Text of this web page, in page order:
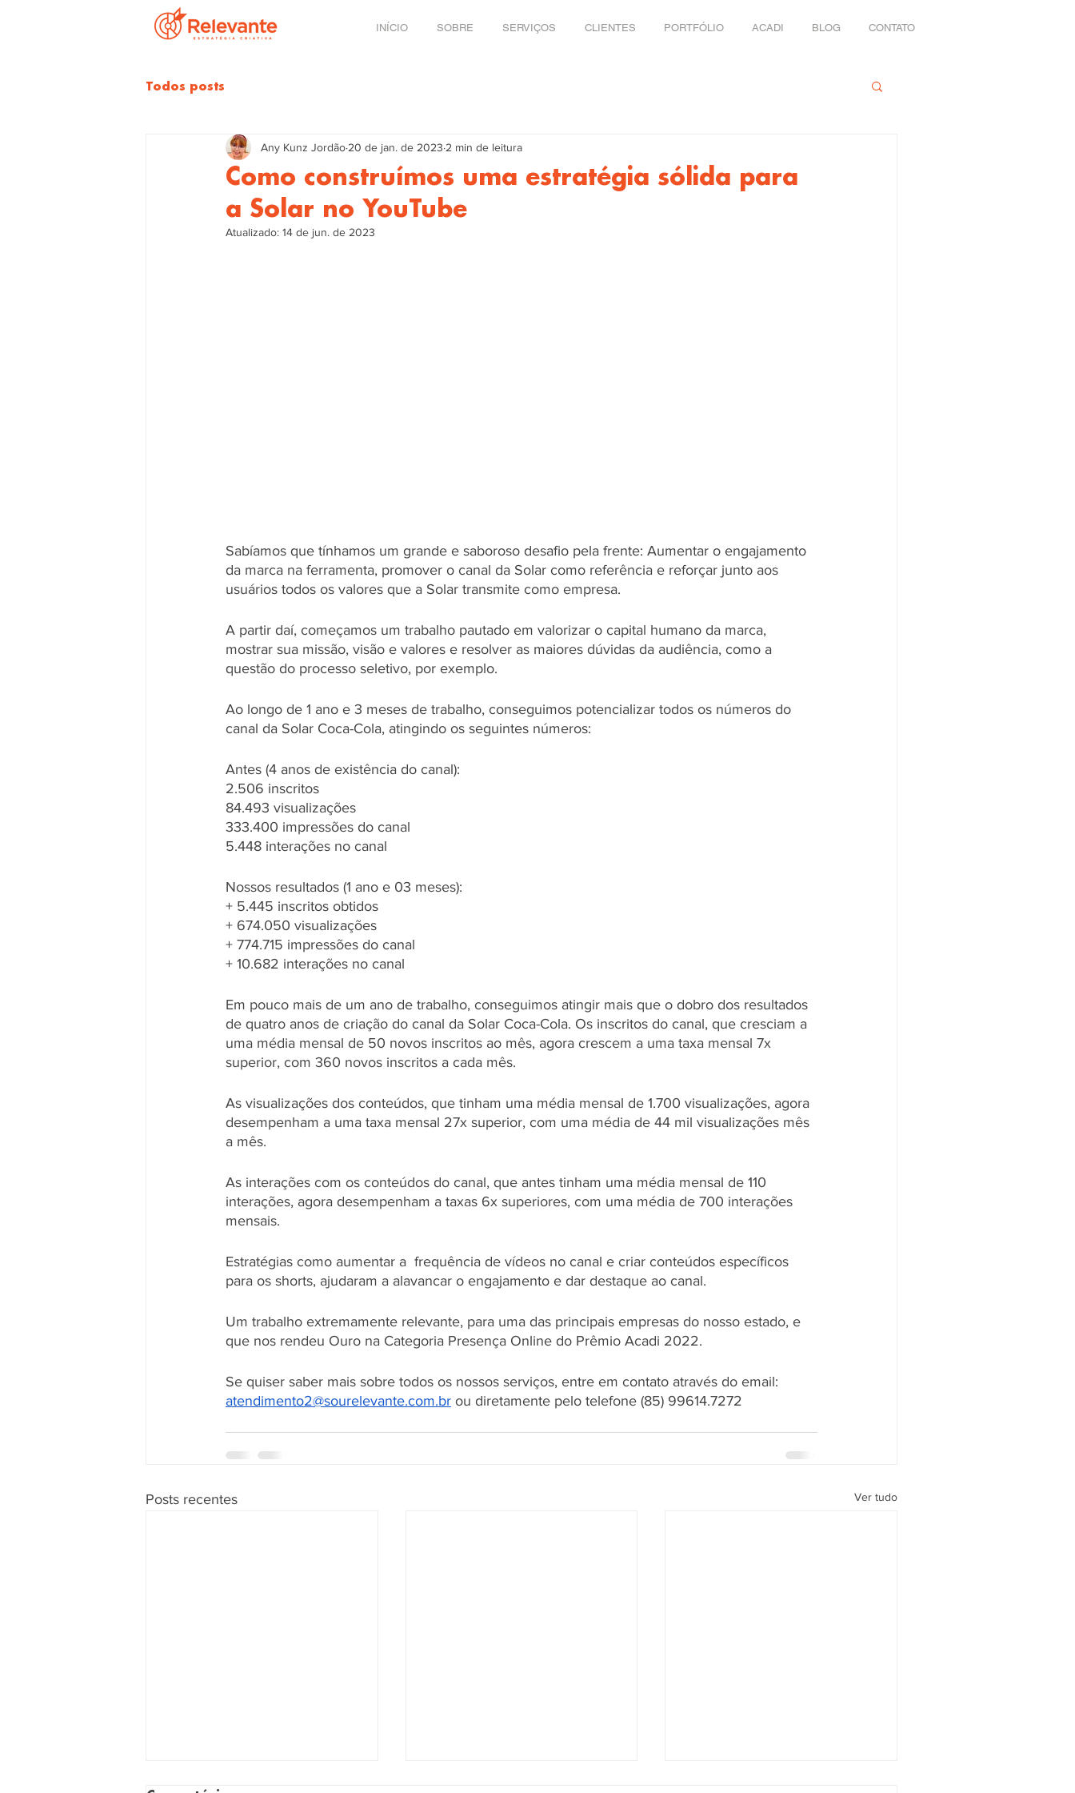
INÍCIO SOBRE SERVIÇOS CLIENTES PORTFÓLIO ACADI BLOG CONTATO
Todos posts
Como construímos uma estratégia sólida para
a Solar no YouTube
Any Kunz Jordão 20 de jan. de 2023 2 min de leitura
Atualizado: 14 de jun. de 2023
Sabíamos que tínhamos um grande e saboroso desafio pela frente: Aumentar o engajamento
da marca na ferramenta, promover o canal da Solar como referência e reforçar junto aos
usuários todos os valores que a Solar transmite como empresa.
A partir daí, começamos um trabalho pautado em valorizar o capital humano da marca,
mostrar sua missão, visão e valores e resolver as maiores dúvidas da audiência, como a
questão do processo seletivo, por exemplo.
Ao longo de 1 ano e 3 meses de trabalho, conseguimos potencializar todos os números do
canal da Solar Coca-Cola, atingindo os seguintes números:
Antes (4 anos de existência do canal):
2.506 inscritos
84.493 visualizações
333.400 impressões do canal
5.448 interações no canal
Nossos resultados (1 ano e 03 meses):
+ 5.445 inscritos obtidos
+ 674.050 visualizações
+ 774.715 impressões do canal
+ 10.682 interações no canal
Em pouco mais de um ano de trabalho, conseguimos atingir mais que o dobro dos resultados
de quatro anos de criação do canal da Solar Coca-Cola. Os inscritos do canal, que cresciam a
uma média mensal de 50 novos inscritos ao mês, agora crescem a uma taxa mensal 7x
superior, com 360 novos inscritos a cada mês.
As visualizações dos conteúdos, que tinham uma média mensal de 1.700 visualizações, agora
desempenham a uma taxa mensal 27x superior, com uma média de 44 mil visualizações mês
a mês.
As interações com os conteúdos do canal, que antes tinham uma média mensal de 110
interações, agora desempenham a taxas 6x superiores, com uma média de 700 interações
mensais.
Estratégias como aumentar a  frequência de vídeos no canal e criar conteúdos específicos
para os shorts, ajudaram a alavancar o engajamento e dar destaque ao canal.
Um trabalho extremamente relevante, para uma das principais empresas do nosso estado, e
que nos rendeu Ouro na Categoria Presença Online do Prêmio Acadi 2022.
Se quiser saber mais sobre todos os nossos serviços, entre em contato através do email:
atendimento2@sourelevante.com.br ou diretamente pelo telefone (85) 99614.7272
Posts recentes Ver tudo